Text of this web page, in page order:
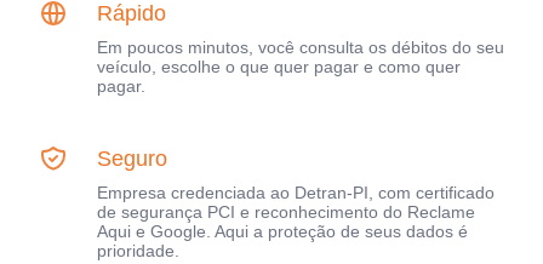
Rápido
Em poucos minutos, você consulta os débitos do seu
veículo, escolhe o que quer pagar e como quer
pagar.
Seguro
Empresa credenciada ao Detran-PI, com certificado
de segurança PCI e reconhecimento do Reclame
Aqui e Google. Aqui a proteção de seus dados é
prioridade.